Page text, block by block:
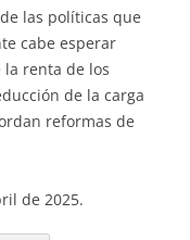
las políticas que
cabe esperar
renta de los
de la carga
reformas de
de 2025.